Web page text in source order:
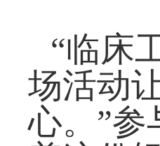
“临床
场活动
心。”参